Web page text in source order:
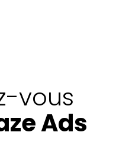
vous
Ads